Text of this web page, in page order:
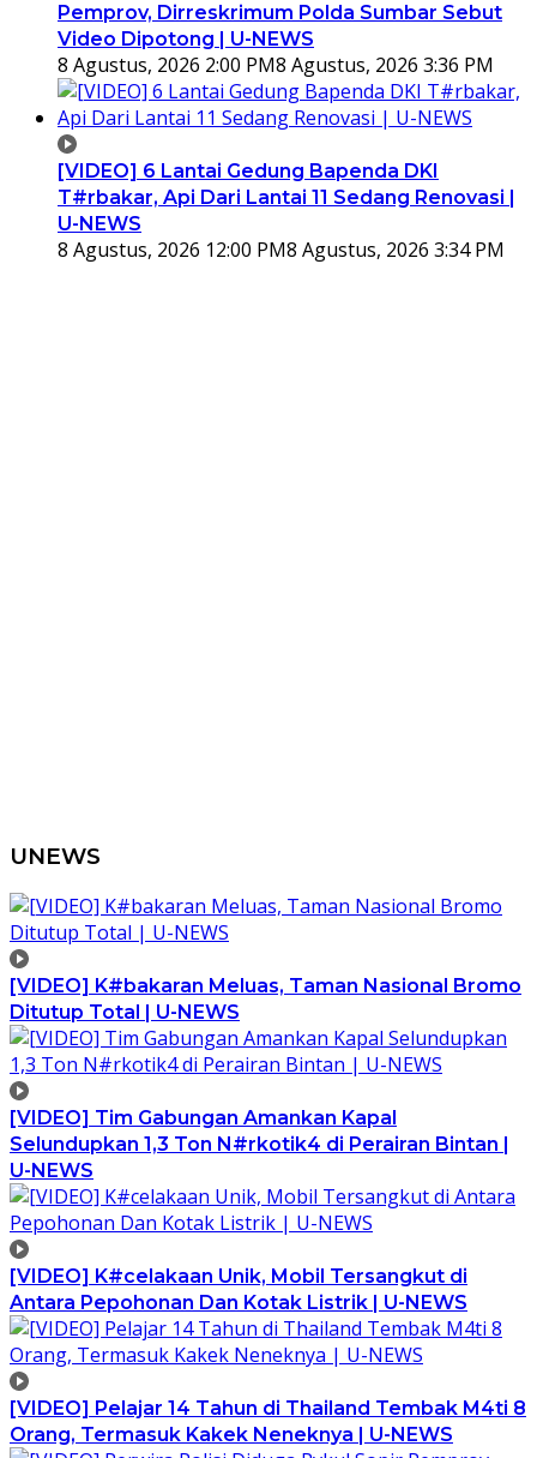
Pemprov, Dirreskrimum Polda Sumbar Sebut
Video Dipotong | U-NEWS
8 Agustus, 2026 2:00 PM8 Agustus, 2026 3:36 PM
[VIDEO] 6 Lantai Gedung Bapenda DKI
T#rbakar, Api Dari Lantai 11 Sedang Renovasi |
U-NEWS
8 Agustus, 2026 12:00 PM8 Agustus, 2026 3:34 PM
UNEWS
[VIDEO] K#bakaran Meluas, Taman Nasional Bromo
Ditutup Total | U-NEWS
[VIDEO] Tim Gabungan Amankan Kapal
Selundupkan 1,3 Ton N#rkotik4 di Perairan Bintan |
U-NEWS
[VIDEO] K#celakaan Unik, Mobil Tersangkut di
Antara Pepohonan Dan Kotak Listrik | U-NEWS
[VIDEO] Pelajar 14 Tahun di Thailand Tembak M4ti 8
Orang, Termasuk Kakek Neneknya | U-NEWS